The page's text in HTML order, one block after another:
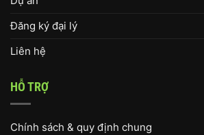
Đăng ký đại lý
Liên hệ
HỖ TRỢ
Chính sách & quy định chung